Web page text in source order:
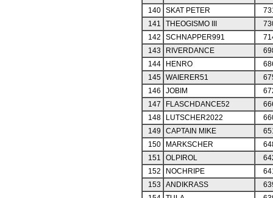
140 SKAT PETER
141
THEOGISMO III
142
SCHNAPPER991
143
RIVERDANCE
144
HENRO
145 WAIERER51
146
JOBIM
147
FLASCHDANCE52
148
LUTSCHER2022
149
CAPTAIN MIKE
150
MARKSCHER
151
OLPIROL
152
NOCHRIPE
153
ANDIKRASS